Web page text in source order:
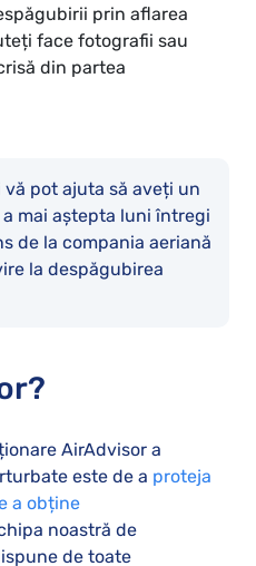
prin aflarea
face fotografii sau
din partea
pot ajuta să aveți un
mai aștepta luni întregi
de la compania aeriană
la despăgubirea
AirAdvisor a
este de a proteja
a obține
noastră de
de toate